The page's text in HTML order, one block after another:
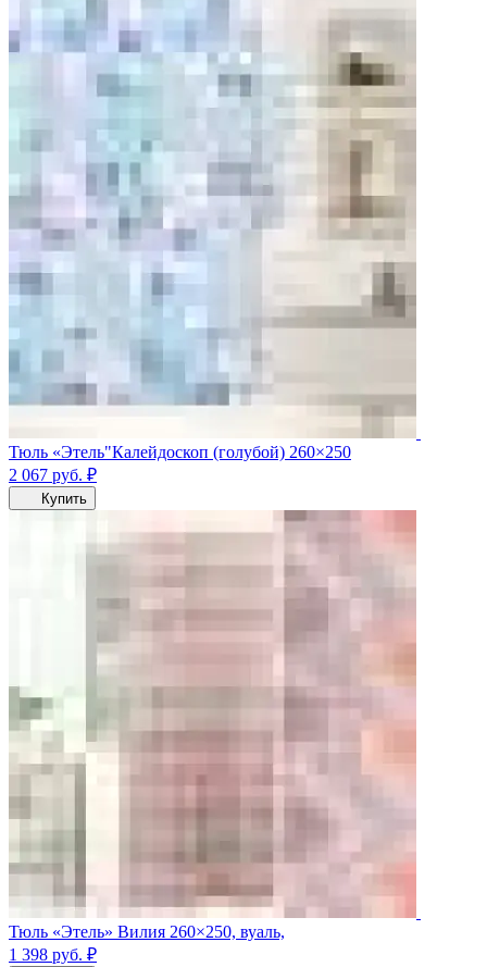
Тюль «Этель"Калейдоскоп (голубой) 260×250
2 067 руб. ₽
Купить
Тюль «Этель» Вилия 260×250, вуаль,
1 398 руб. ₽